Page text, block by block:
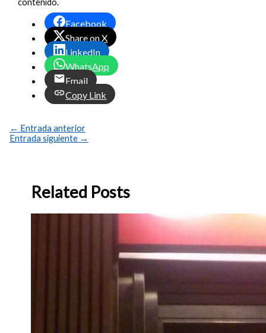
Facebook
Share on X
LinkedIn
WhatsApp
Email
Copy Link
← Entrada anterior
Entrada siguiente →
Related Posts